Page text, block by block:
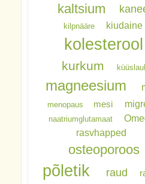
kaltsium
kilpnääre kiudaine
kolesterool
kurkum
magneesium
menopaus mesi
naatriumglutamaat
rasvhapped
osteoporoos
põletik raud